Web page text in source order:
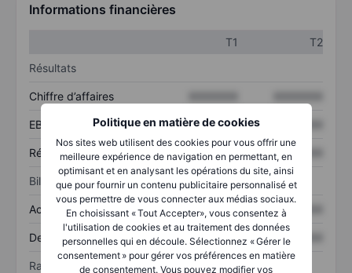
Politique en matière de cookies
Nos sites web utilisent des cookies pour vous offrir une
meilleure expérience de navigation en permettant, en
optimisant et en analysant les opérations du site, ainsi
que pour fournir un contenu publicitaire personnalisé et
vous permettre de vous connecter aux médias sociaux.
En choisissant « Tout Accepter», vous consentez à
l'utilisation de cookies et au traitement des données
personnelles qui en découle. Sélectionnez « Gérer le
consentement » pour gérer vos préférences en matière
de consentement. Vous pouvez modifier vos
Informations financières
T1
T2
Résultats
Chiffre d’affaires
EBITDA XXXXXXX
Résultat net XXXXXXX XXXXXXX
Bilan
Actif total XXXXXXX XXXXXXX
Dette totale XXXXXXX XXXXXXX
Ratios